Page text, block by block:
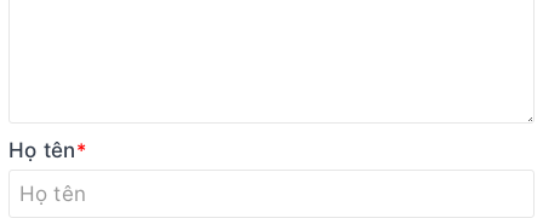
Họ tên*